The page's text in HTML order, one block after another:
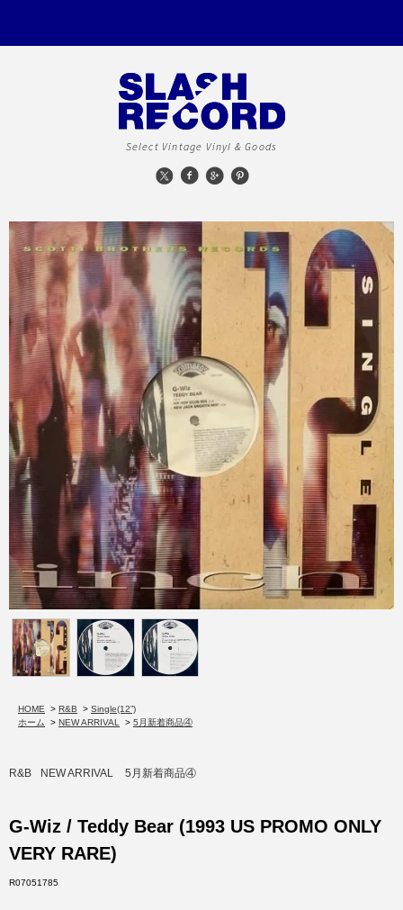
Select Vintage Vinyl & Goods
HOME > R&B > Single(12”)
ホーム
> NEW ARRIVAL > 5月新着商品④
R&B NEW ARRIVAL 5月新着商品④
G-Wiz / Teddy Bear (1993 US PROMO ONLY
VERY RARE)
R07051785